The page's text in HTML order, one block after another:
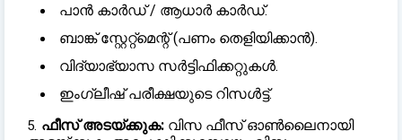
പാൻ കാർഡ് / ആധാർ കാർഡ്.
ബാങ്ക് സ്റ്റേറ്റ്‌മെന്റ് (പണം തെളിയിക്കാൻ).
വിദ്യാഭ്യാസ സർട്ടിഫിക്കറ്റുകൾ.
ഇംഗ്ലീഷ് പരീക്ഷയുടെ റിസൾട്ട്.
ഫീസ് അടയ്ക്കുക: വിസ ഫീസ് ഓൺലൈനായി